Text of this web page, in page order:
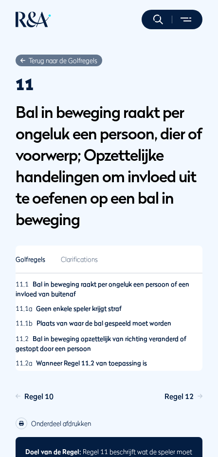
Terug naar de Golfregels
11
Bal in beweging raakt per
ongeluk een persoon, dier of
voorwerp; Opzettelijke
handelingen om invloed uit
te oefenen op een bal in
beweging
Golfregels Clarifications
11.1
Bal in beweging raakt per ongeluk een persoon of een
invloed van buitenaf
11.1a Geen enkele speler krijgt straf
11.1b
Plaats van waar de bal gespeeld moet worden
11.2
Bal in beweging opzettelijk van richting veranderd of
gestopt door een persoon
11.2a Wanneer Regel 11.2 van toepassing is
11.2c
Plaats waarvan een bal die opzettelijk van richting is
veranderd of gestopt gespeeld moet worden
11.3
veranderen om een bal in beweging te beïnvloeden
Regel 10 Regel 12
Onderdeel afdrukken
Doel van de Regel: Regel 11 beschrijft wat de speler moet